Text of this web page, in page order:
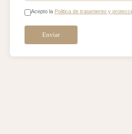
Acepto la Politica de tratamiento y
Enviar